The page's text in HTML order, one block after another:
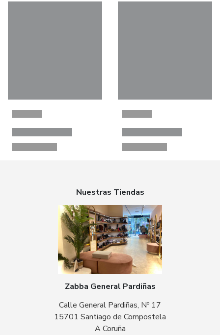
Nuestras Tiendas
Zabba General Pardiñas
Calle General Pardiñas, Nº 17
15701 Santiago de Compostela
A Coruña